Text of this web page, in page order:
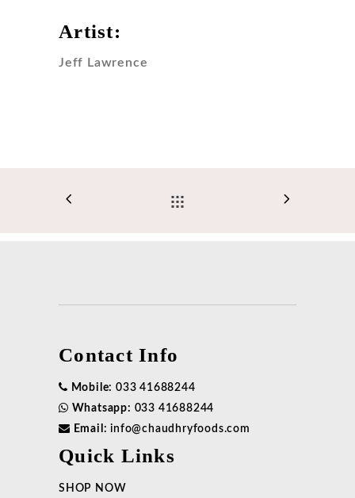
Artist:
Jeff Lawrence
Contact Info
Mobile: 033 41688244
Whatsapp: 033 41688244
Email: info@chaudhryfoods.com
Quick Links
SHOP NOW